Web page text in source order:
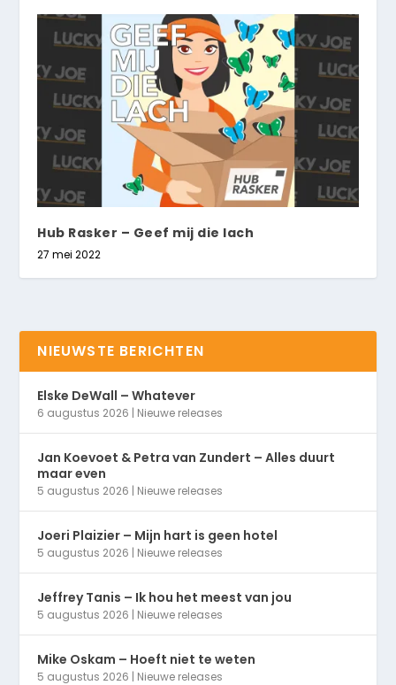
Hub Rasker – Geef mij die lach
27 mei 2022
NIEUWSTE BERICHTEN
Elske DeWall – Whatever
6 augustus 2026 | Nieuwe releases
Jan Koevoet & Petra van Zundert – Alles duurt
maar even
5 augustus 2026 | Nieuwe releases
Joeri Plaizier – Mijn hart is geen hotel
5 augustus 2026 | Nieuwe releases
Jeffrey Tanis – Ik hou het meest van jou
5 augustus 2026 | Nieuwe releases
Mike Oskam – Hoeft niet te weten
5 augustus 2026 | Nieuwe releases